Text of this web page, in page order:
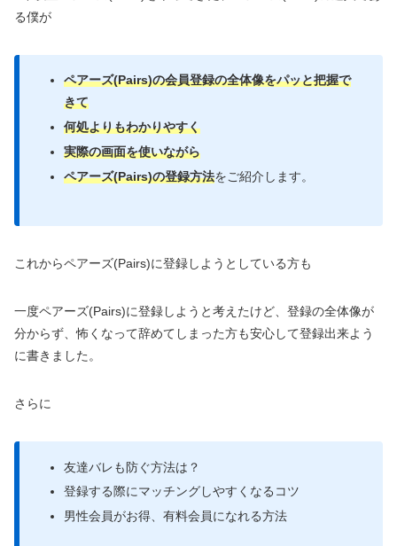
る僕が
ペアーズ(Pairs)の会員登録の全体像をパッと把握で
きて
何処よりもわかりやすく
実際の画面を使いながら
ペアーズ(Pairs)の登録方法をご紹介します。
これからペアーズ(Pairs)に登録しようとしている方も
一度ペアーズ(Pairs)に登録しようと考えたけど、登録の全体像が
分からず、怖くなって辞めてしまった方も安心して登録出来よう
に書きました。
さらに
友達バレも防ぐ方法は？
登録する際にマッチングしやすくなるコツ
男性会員がお得、有料会員になれる方法